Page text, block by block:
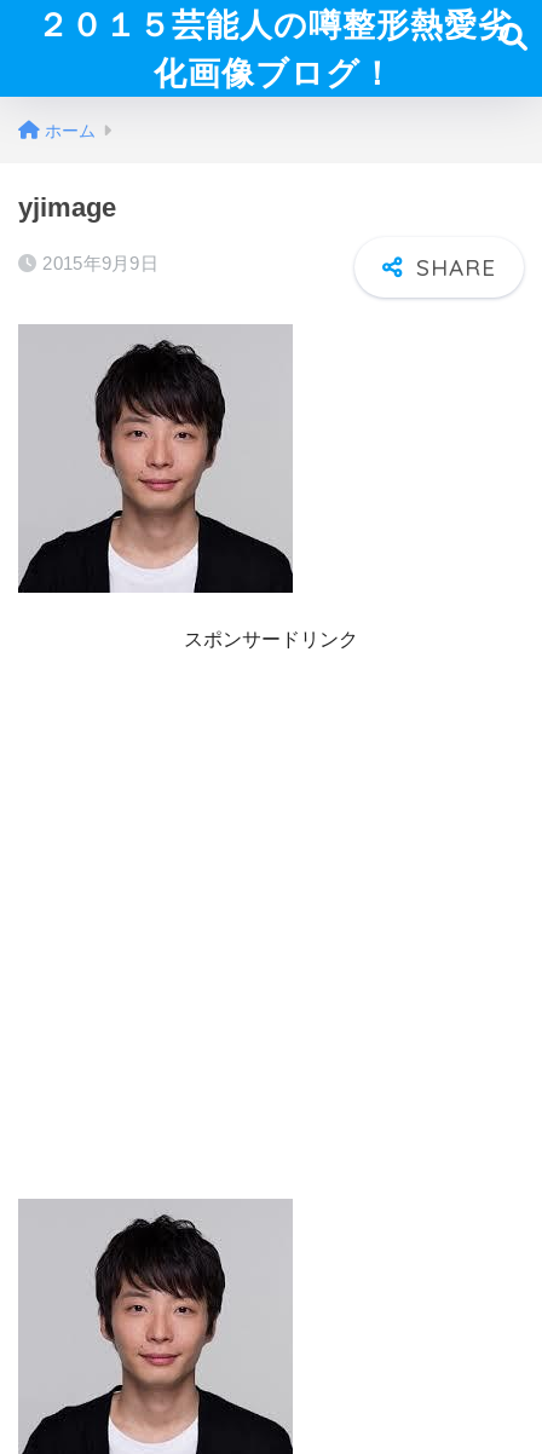
２０１５芸能人の噂整形熱愛劣
化画像ブログ！
ホーム
yjimage
2015年9月9日
スポンサードリンク